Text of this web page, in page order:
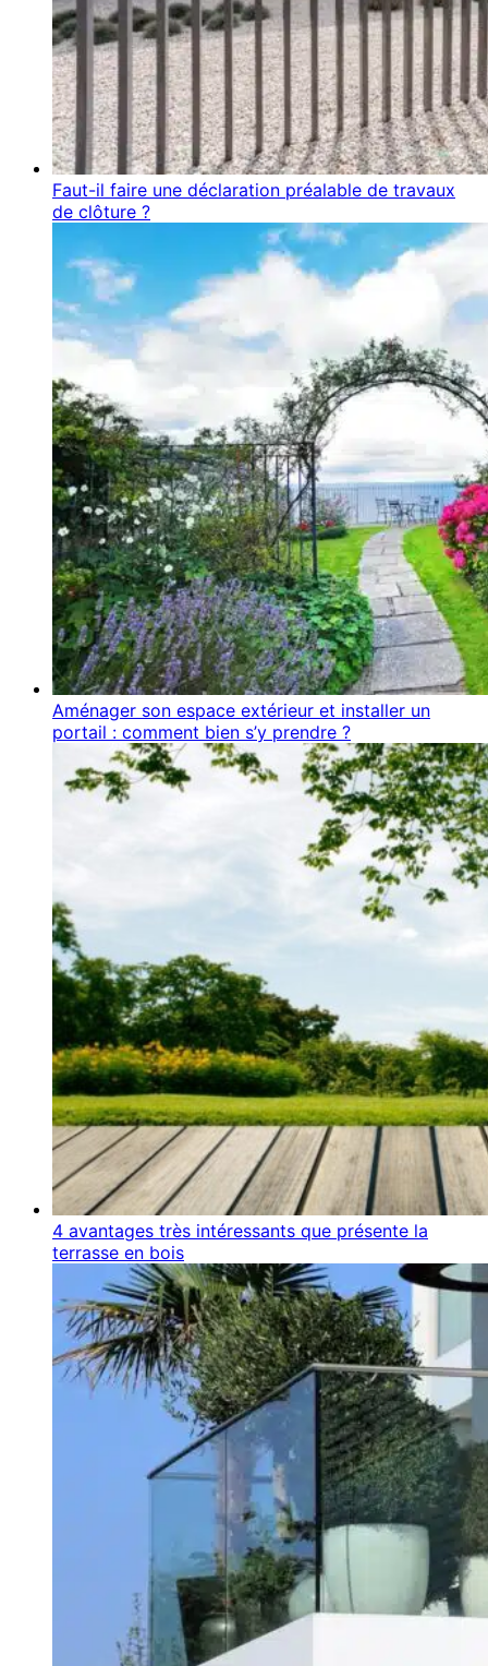
Faut-il faire une déclaration préalable de travaux
de clôture ?
Aménager son espace extérieur et installer un
portail : comment bien s’y prendre ?
4 avantages très intéressants que présente la
terrasse en bois